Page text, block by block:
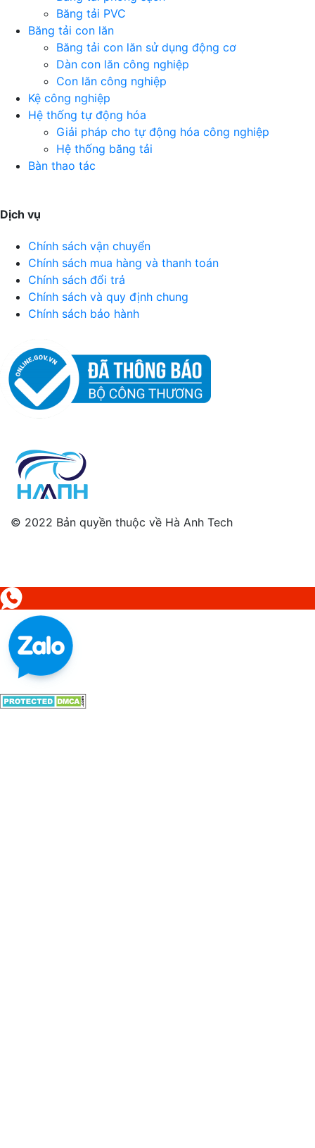
Băng tải PVC
Băng tải con lăn
Băng tải con lăn sử dụng động cơ
Dàn con lăn công nghiệp
Con lăn công nghiệp
Kệ công nghiệp
Hệ thống tự động hóa
Giải pháp cho tự động hóa công nghiệp
Hệ thống băng tải
Bàn thao tác
Dịch vụ
Chính sách vận chuyển
Chính sách mua hàng và thanh toán
Chính sách đổi trả
Chính sách và quy định chung
Chính sách bảo hành
© 2022 Bản quyền thuộc về Hà Anh Tech